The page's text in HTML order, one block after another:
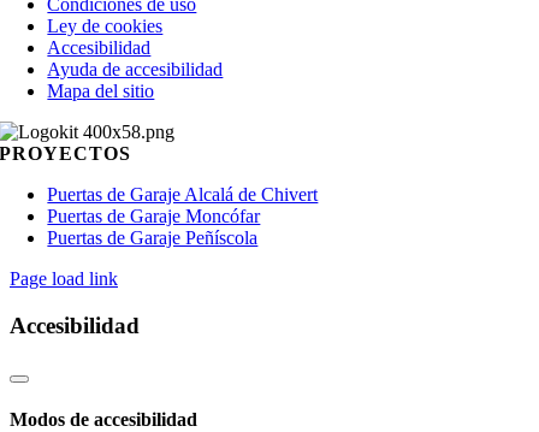
Condiciones de uso
Ley de cookies
Accesibilidad
Ayuda de accesibilidad
Mapa del sitio
PROYECTOS
Puertas de Garaje Alcalá de Chivert
Puertas de Garaje Moncófar
Puertas de Garaje Peñíscola
Page load link
Accesibilidad
Modos de accesibilidad